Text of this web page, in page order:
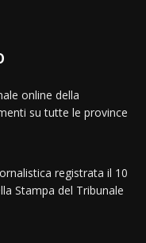
online della
su tutte le province
registrata il 10
Stampa del Tribunale